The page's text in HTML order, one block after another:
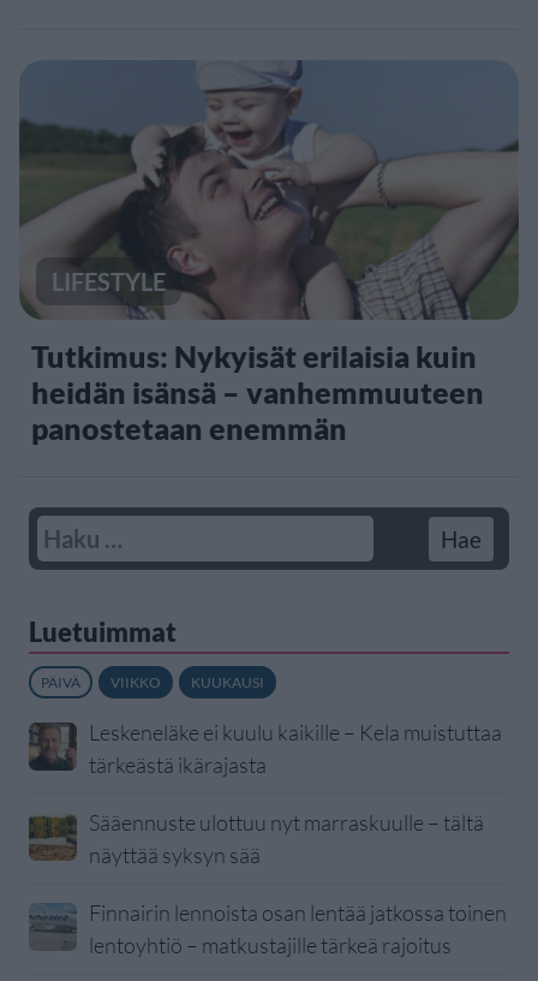
LIFESTYLE
Tutkimus: Nykyisät erilaisia kuin
heidän isänsä – vanhemmuuteen
panostetaan enemmän
Luetuimmat
PÄIVÄ VIIKKO KUUKAUSI
Leskeneläke ei kuulu kaikille – Kela muistuttaa
tärkeästä ikärajasta
Sääennuste ulottuu nyt marraskuulle – tältä
näyttää syksyn sää
Finnairin lennoista osan lentää jatkossa toinen
lentoyhtiö – matkustajille tärkeä rajoitus